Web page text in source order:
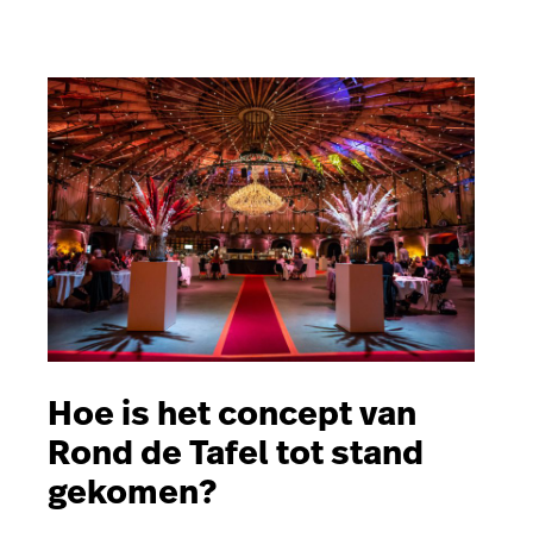
Hoe is het concept van
Rond de Tafel tot stand
gekomen?